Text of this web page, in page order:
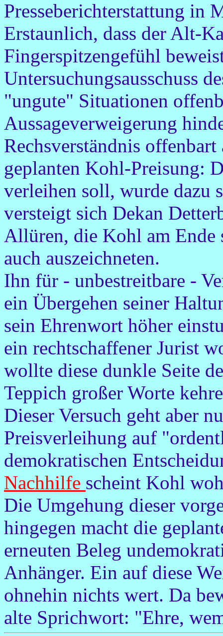
Presseberichterstattung in
Erstaunlich, dass der Alt-
Fingerspitzengefühl
Untersuchungsausschuss
"ungute" Situationen
Aussageverweigerung
Rechsverständnis
geplanten Kohl-Preisung:
verleihen soll, wurde dazu
versteigt sich Dekan
Allüren, die Kohl am Ende
auch auszeichneten.
Ihn für - unbestreitbare -
ein Übergehen seiner
sein Ehrenwort höher
ein rechtschaffener Jurist
wollte diese dunkle Seite
Teppich großer Worte
Dieser Versuch geht aber
Preisverleihung auf
demokratischen
Nachhilfe scheint Kohl
Die Umgehung dieser
hingegen macht die
erneuten Beleg
Anhänger. Ein auf diese
ohnehin nichts wert. Da
alte Sprichwort: "Ehre,